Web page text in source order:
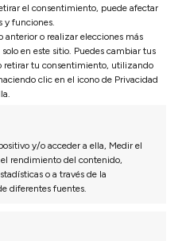
el consentimiento, puede afectar
y funciones.
o realizar elecciones más
en este sitio. Puedes cambiar tus
retirar tu consentimiento, utilizando
clic en el icono de Privacidad
y/o acceder a ella, Medir el
rendimiento del contenido,
o a través de la
diferentes fuentes.
configuración que al
pensado y ha quedado